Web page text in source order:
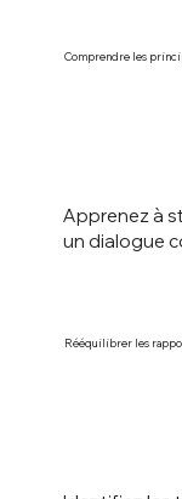
Comprendre les
Apprenez à
un dialogue
Rééquilibrer les